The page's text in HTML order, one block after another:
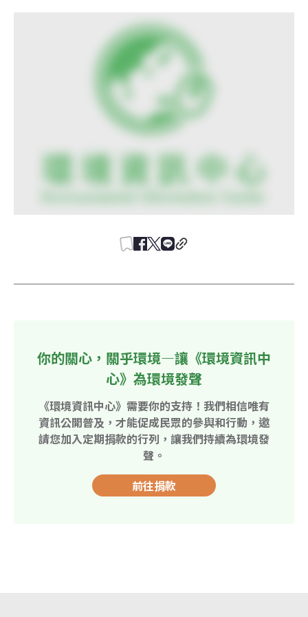
你的關心，關乎環境—讓《環境資訊中
心》為環境發聲
《環境資訊中心》需要你的支持！我們相信唯有
資訊公開普及，才能促成民眾的參與和行動，邀
請您加入定期捐款的行列，讓我們持續為環境發
聲。
前往捐款